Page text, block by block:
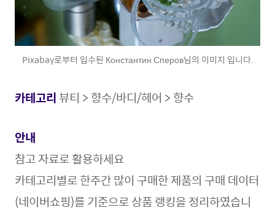
Pixabay로부터 입수된 Константин Сперов님의 이미지 입니다.
카테고리 뷰티 > 향수/바디/헤어 > 향수
안내
참고 자료로 활용하세요
카테고리별로 한주간 많이 구매한 제품의 구매 데이터
(네이버쇼핑)를 기준으로 상품 랭킹을 정리하였습니